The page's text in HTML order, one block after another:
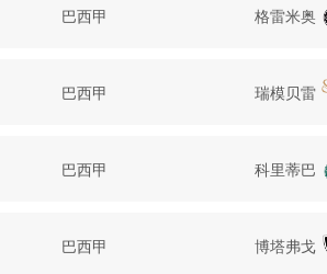
巴西甲 格雷米奥
巴西甲 瑞模贝雷
巴西甲 科里蒂巴
巴西甲 博塔弗戈